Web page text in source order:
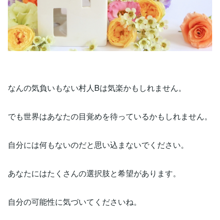
なんの気負いもない村人Bは気楽かもしれません。
でも世界はあなたの目覚めを待っているかもしれません。
自分には何もないのだと思い込まないでください。
あなたにはたくさんの選択肢と希望があります。
自分の可能性に気づいてくださいね。